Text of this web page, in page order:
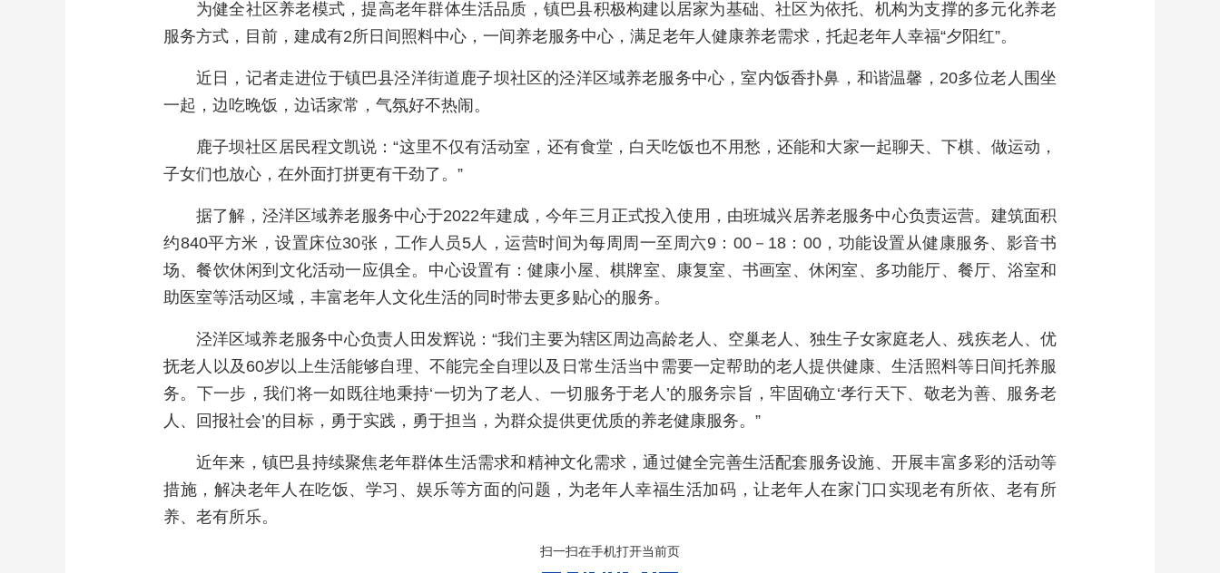
为健全社区养老模式，提高老年群体生活品质，镇巴县积极构建以居家为基础、社区为依托、机构为支撑的多元化养老
服务方式，目前，建成有2所日间照料中心，一间养老服务中心，满足老年人健康养老需求，托起老年人幸福“夕阳红”。
近日，记者走进位于镇巴县泾洋街道鹿子坝社区的泾洋区域养老服务中心，室内饭香扑鼻，和谐温馨，20多位老人围坐
一起，边吃晚饭，边话家常，气氛好不热闹。
鹿子坝社区居民程文凯说：“这里不仅有活动室，还有食堂，白天吃饭也不用愁，还能和大家一起聊天、下棋、做运动，
子女们也放心，在外面打拼更有干劲了。”
据了解，泾洋区域养老服务中心于2022年建成，今年三月正式投入使用，由班城兴居养老服务中心负责运营。建筑面积
约840平方米，设置床位30张，工作人员5人，运营时间为每周周一至周六9：00－18：00，功能设置从健康服务、影音书
场、餐饮休闲到文化活动一应俱全。中心设置有：健康小屋、棋牌室、康复室、书画室、休闲室、多功能厅、餐厅、浴室和
助医室等活动区域，丰富老年人文化生活的同时带去更多贴心的服务。
泾洋区域养老服务中心负责人田发辉说：“我们主要为辖区周边高龄老人、空巢老人、独生子女家庭老人、残疾老人、优
抚老人以及60岁以上生活能够自理、不能完全自理以及日常生活当中需要一定帮助的老人提供健康、生活照料等日间托养服
务。下一步，我们将一如既往地秉持‘一切为了老人、一切服务于老人’的服务宗旨，牢固确立‘孝行天下、敬老为善、服务老
人、回报社会’的目标，勇于实践，勇于担当，为群众提供更优质的养老健康服务。”
近年来，镇巴县持续聚焦老年群体生活需求和精神文化需求，通过健全完善生活配套服务设施、开展丰富多彩的活动等
措施，解决老年人在吃饭、学习、娱乐等方面的问题，为老年人幸福生活加码，让老年人在家门口实现老有所依、老有所
养、老有所乐。
扫一扫在手机打开当前页